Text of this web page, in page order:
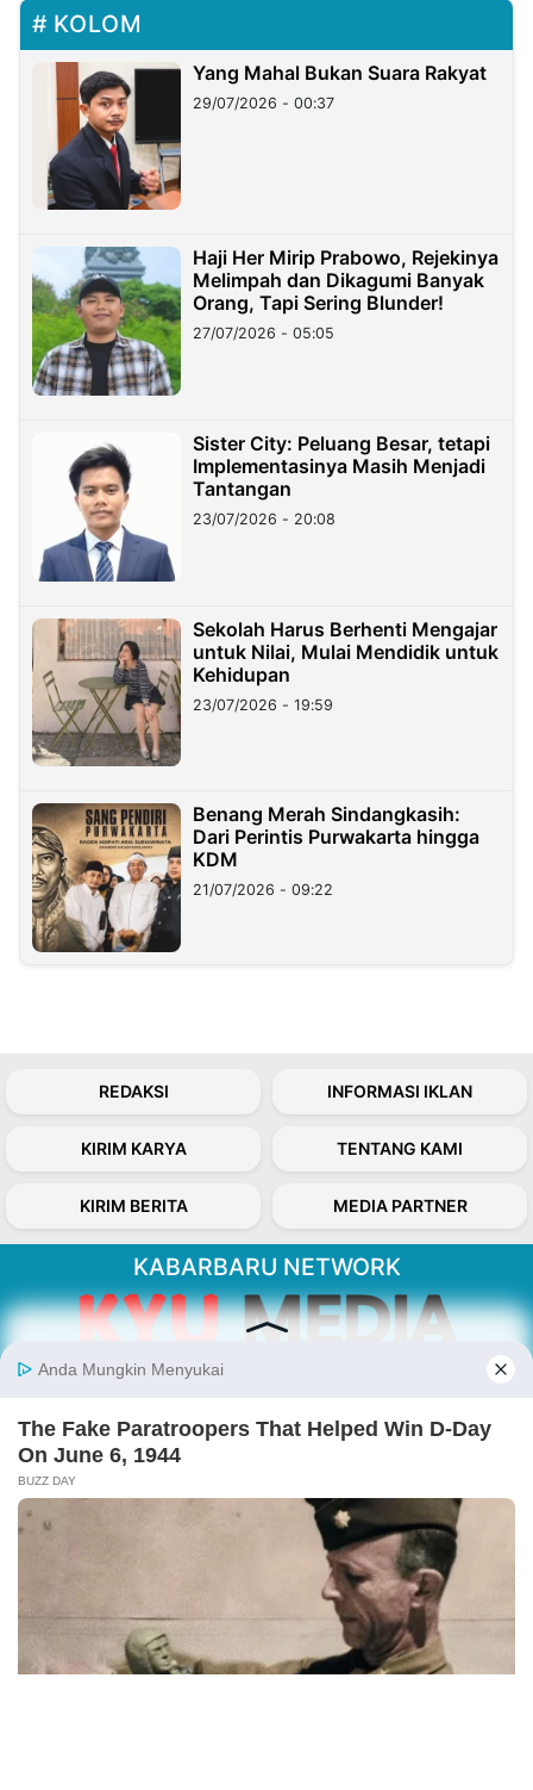
KOLOM
Yang Mahal Bukan Suara Rakyat
29/07/2026 - 00:37
Haji Her Mirip Prabowo, Rejekinya
Melimpah dan Dikagumi Banyak
Orang, Tapi Sering Blunder!
27/07/2026 - 05:05
Sister City: Peluang Besar, tetapi
Implementasinya Masih Menjadi
Tantangan
23/07/2026 - 20:08
Sekolah Harus Berhenti Mengajar
untuk Nilai, Mulai Mendidik untuk
Kehidupan
23/07/2026 - 19:59
Benang Merah Sindangkasih:
Dari Perintis Purwakarta hingga
KDM
21/07/2026 - 09:22
REDAKSI INFORMASI IKLAN
KIRIM KARYA TENTANG KAMI
KIRIM BERITA MEDIA PARTNER
KABARBARU NETWORK
Kabarbaru.co menyajikan berita aktual dan
Follow Kabarbaru